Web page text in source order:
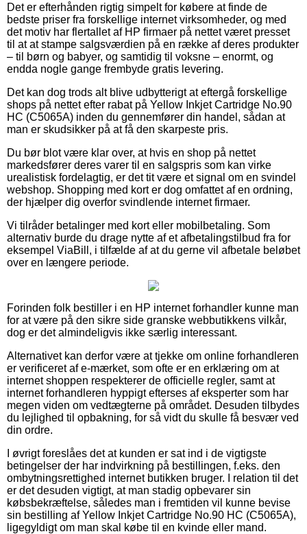
Det er efterhånden rigtig simpelt for købere at finde de
bedste priser fra forskellige internet virksomheder, og med
det motiv har flertallet af HP firmaer på nettet været presset
til at at stampe salgsværdien på en række af deres produkter
– til børn og babyer, og samtidig til voksne – enormt, og
endda nogle gange frembyde gratis levering.
Det kan dog trods alt blive udbytterigt at eftergå forskellige
shops på nettet efter rabat på Yellow Inkjet Cartridge No.90
HC (C5065A) inden du gennemfører din handel, sådan at
man er skudsikker på at få den skarpeste pris.
Du bør blot være klar over, at hvis en shop på nettet
markedsfører deres varer til en salgspris som kan virke
urealistisk fordelagtig, er det tit være et signal om en svindel
webshop. Shopping med kort er dog omfattet af en ordning,
der hjælper dig overfor svindlende internet firmaer.
Vi tilråder betalinger med kort eller mobilbetaling. Som
alternativ burde du drage nytte af et afbetalingstilbud fra for
eksempel ViaBill, i tilfælde af at du gerne vil afbetale beløbet
over en længere periode.
Forinden folk bestiller i en HP internet forhandler kunne man
for at være på den sikre side granske webbutikkens vilkår,
dog er det almindeligvis ikke særlig interessant.
Alternativet kan derfor være at tjekke om online forhandleren
er verificeret af e-mærket, som ofte er en erklæring om at
internet shoppen respekterer de officielle regler, samt at
internet forhandleren hyppigt efterses af eksperter som har
megen viden om vedtægterne på området. Desuden tilbydes
du lejlighed til opbakning, for så vidt du skulle få besvær ved
din ordre.
I øvrigt foreslåes det at kunden er sat ind i de vigtigste
betingelser der har indvirkning på bestillingen, f.eks. den
ombytningsrettighed internet butikken bruger. I relation til det
er det desuden vigtigt, at man stadig opbevarer sin
købsbekræftelse, således man i fremtiden vil kunne bevise
sin bestilling af Yellow Inkjet Cartridge No.90 HC (C5065A),
ligegyldigt om man skal købe til en kvinde eller mand.